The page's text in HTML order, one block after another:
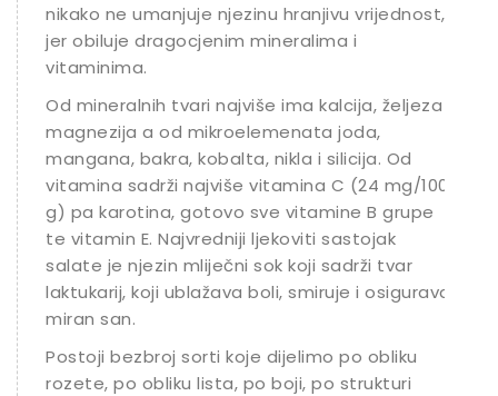
nikako ne umanjuje njezinu hranjivu vrijednost,
jer obiluje dragocjenim mineralima i
vitaminima.
Od mineralnih tvari najviše ima kalcija, željeza i
magnezija a od mikroelemenata joda,
mangana, bakra, kobalta, nikla i silicija. Od
vitamina sadrži najviše vitamina C (24 mg/100
g) pa karotina, gotovo sve vitamine B grupe
te vitamin E. Najvredniji ljekoviti sastojak
salate je njezin mliječni sok koji sadrži tvar
laktukarij, koji ublažava boli, smiruje i osigurava
miran san.
Postoji bezbroj sorti koje dijelimo po obliku
rozete, po obliku lista, po boji, po strukturi